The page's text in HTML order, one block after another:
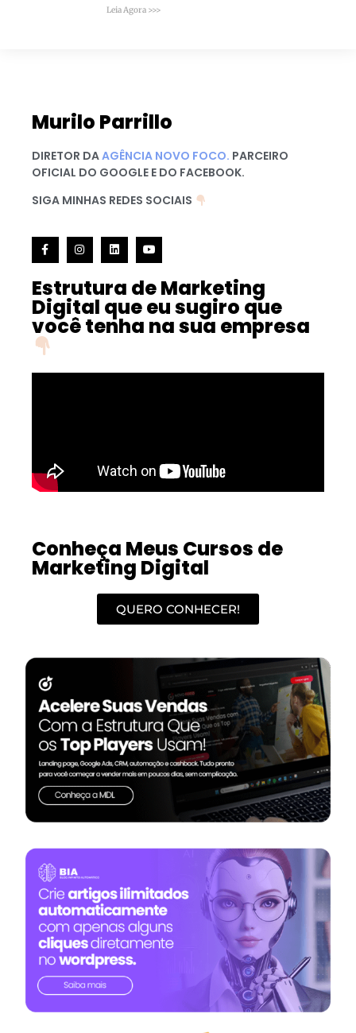
Leia Agora >>>
Murilo Parrillo
DIRETOR DAAGÊNCIA NOVO FOCO. PARCEIRO
OFICIAL DO GOOGLE E DO FACEBOOK.
SIGA MINHAS REDES SOCIAIS
Estrutura de Marketing
Digital que eu sugiro que
você tenha na sua empresa
Conheça Meus Cursos de
Marketing Digital
QUERO CONHECER!